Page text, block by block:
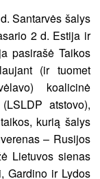
Santarvės šalys
2 d. Estija ir
pasirašė Taikos
(ir tuomet
koalicinė
atstovo),
kurią šalys
– Rusijos
Lietuvos sienas
Gardino ir Lydos